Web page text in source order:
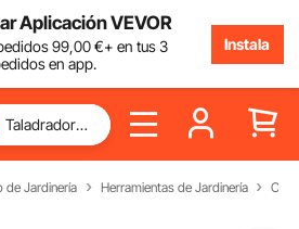
Aplicación VEVOR
99,00€+ en tus 3
en app.
Instala
de Jardinería Herramientas de Jardinería